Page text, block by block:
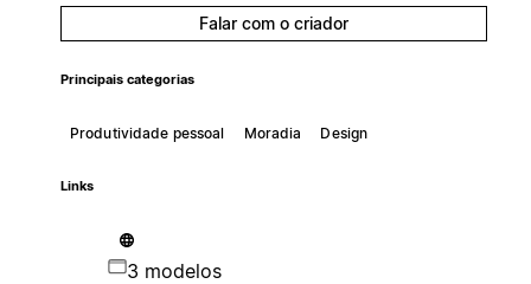
Falar com o criador
Principais categorias
Produtividade pessoal Moradia Design
Links
3 modelos